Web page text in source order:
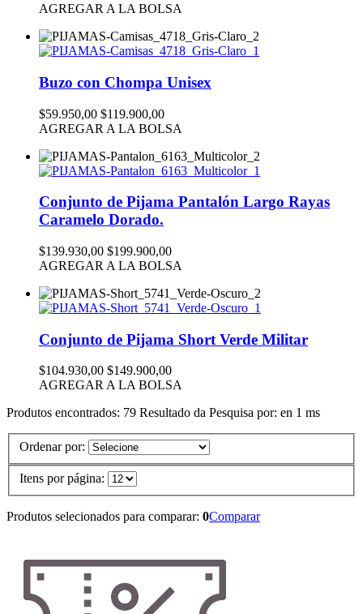
AGREGAR A LA BOLSA
Buzo con Chompa Unisex
$59.950,00 $119.900,00
AGREGAR A LA BOLSA
Conjunto de Pijama Pantalón Largo Rayas
Caramelo Dorado.
$139.930,00 $199.900,00
AGREGAR A LA BOLSA
Conjunto de Pijama Short Verde Militar
$104.930,00 $149.900,00
AGREGAR A LA BOLSA
Produtos encontrados: 79 Resultado da Pesquisa por: en 1 ms
Ordenar por:
Itens por página:
Produtos selecionados para comparar: 0Comparar